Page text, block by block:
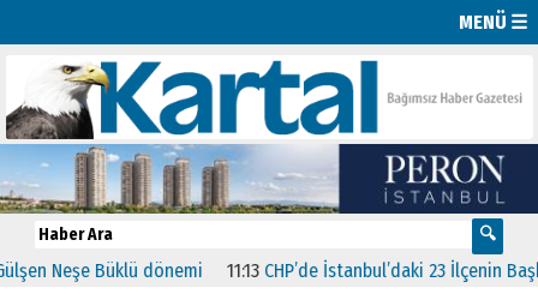
MENÜ ☰
Neşe Büklü dönemi 11:13 CHP’de İstanbul’daki 23 İlçenin